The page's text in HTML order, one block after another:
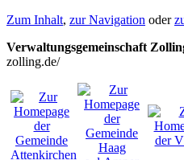
Zum Inhalt, zur Navigation oder
Verwaltungsgemeinschaft
zolling.de/